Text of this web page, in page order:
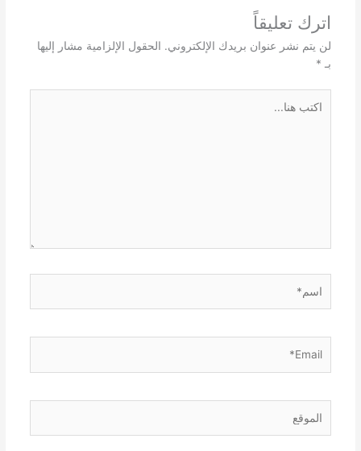
اترك تعليقاً
لن يتم نشر عنوان بريدك الإلكتروني. الحقول الإلزامية مشار إليها
بـ *
هنا...